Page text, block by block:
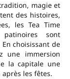
magie et
des histoires,
les Tea Time
sont
choisissant de
une immersion
la capitale une
les fêtes.